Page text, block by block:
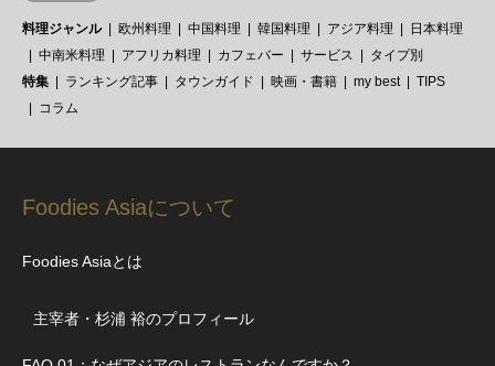
料理ジャンル 欧州料理 中国料理 韓国料理 アジア料理
日本料理
中南米料理
アフリカ料理 カフェバー サービス
タイプ別
特集
ランキング記事 タウンガイド 映画・書籍 my best
TIPS
コラム
Foodies Asiaについて
Foodies Asiaとは
主宰者・杉浦 裕のプロフィール